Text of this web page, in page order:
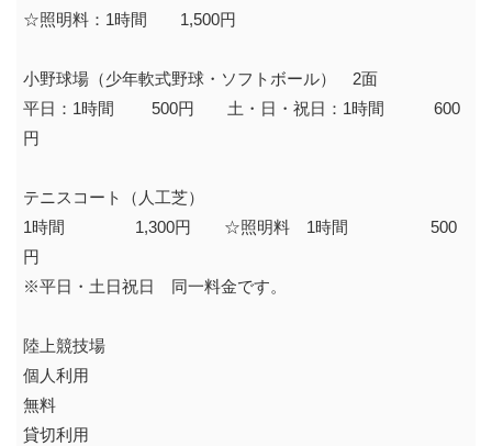
☆照明料：1時間 1,500円
小野球場（少年軟式野球・ソフトボール） 2面
平日：1時間 500円 土・日・祝日：1時間 600
円
テニスコート（人工芝）
1時間 1,300円 ☆照明料 1時間 500
円
※平日・土日祝日 同一料金です。
陸上競技場
個人利用
無料
貸切利用